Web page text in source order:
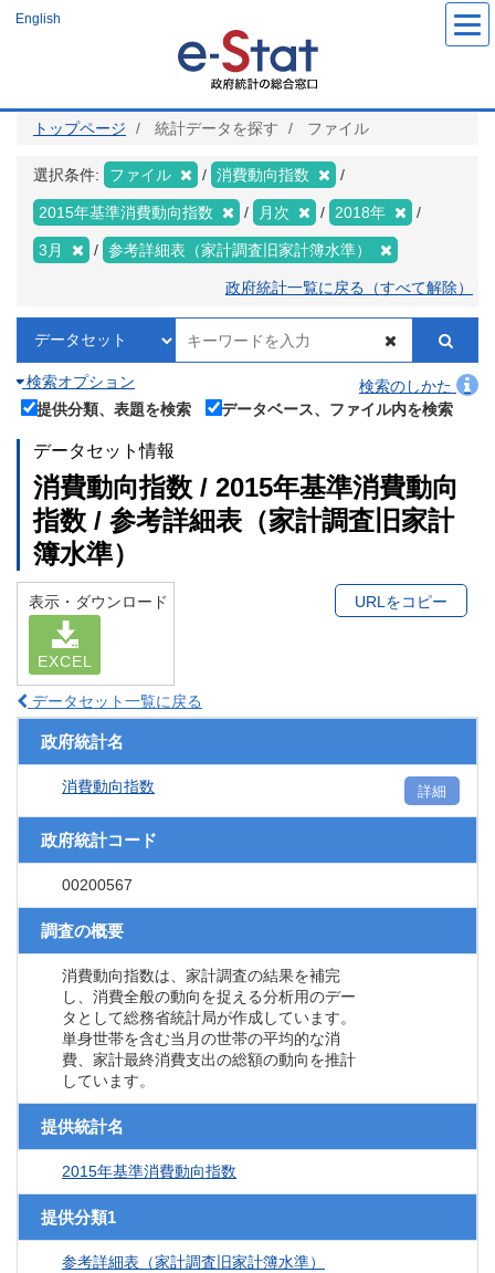
ツ
English
トップページ 統計データを探す ファイル
選択条件: ファイル 消費動向指数
2015年基準消費動向指数 月次 2018年
3月 参考詳細表（家計調査旧家計簿水準）
政府統計一覧に戻る（すべて解除）
検索オプション
検索のしかた
提供分類、表題を検索
データベース、ファイル内を検索
データセット情報
消費動向指数 / 2015年基準消費動向
指数 / 参考詳細表（家計調査旧家計
簿水準）
表示・ダウンロード
EXCEL
URLをコピー
データセット一覧に戻る
政府統計名
消費動向指数 詳細
政府統計コード
00200567
調査の概要
消費動向指数は、家計調査の結果を補完
し、消費全般の動向を捉える分析用のデー
タとして総務省統計局が作成しています。
単身世帯を含む当月の世帯の平均的な消
費、家計最終消費支出の総額の動向を推計
しています。
提供統計名
2015年基準消費動向指数
提供分類1
参考詳細表（家計調査旧家計簿水準）